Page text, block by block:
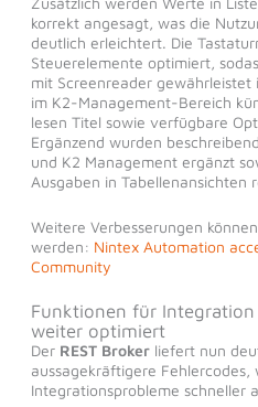
korrekt angesagt, was die
deutlich erleichtert. Die
Steuerelemente optimiert,
mit Screenreader gewährleistet
im K2-Management-Bereich
lesen Titel sowie verfügbare
Ergänzend wurden
und K2 Management ergänzt
Ausgaben in Tabellenansichten
Weitere Verbesserungen
werden: Nintex Automation
Community
Funktionen für
weiter optimiert
Der REST Brokerliefert nun
aussagekräftigere Fehlercodes,
Integrationsprobleme schneller